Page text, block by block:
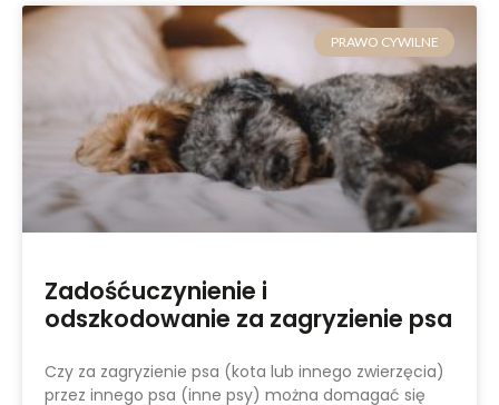
PRAWO CYWILNE
Zadośćuczynienie i
odszkodowanie za zagryzienie psa
Czy za zagryzienie psa (kota lub innego zwierzęcia)
przez innego psa (inne psy) można domagać się